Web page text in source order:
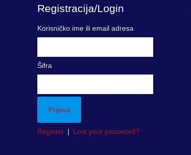
Registracija/Login
Korisničko ime ili email adresa
Šifra
Register | Lost your password?